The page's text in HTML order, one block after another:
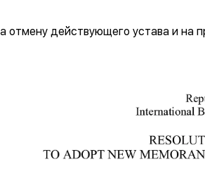
отмену действующего устава и на